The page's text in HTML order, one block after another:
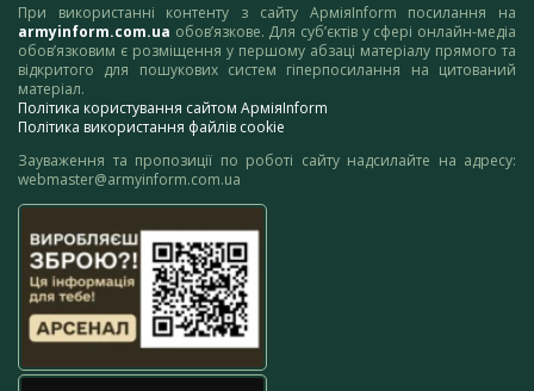
При використанні контенту з сайту АрміяInform посилання на
armyinform.com.ua обов’язкове. Для суб’єктів у сфері онлайн-медіа
обов’язковим є розміщення у першому абзаці матеріалу прямого та
відкритого для пошукових систем гіперпосилання на цитований
матеріал.
Політика користування сайтом АрміяInform
Політика використання файлів cookie
Зауваження та пропозиції по роботі сайту надсилайте на адресу:
webmaster@armyinform.com.ua